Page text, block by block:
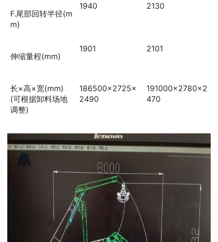
F.尾部回转半径(m
m)
1940 2130
伸缩量程(mm)
1901 2101
长×高×宽(mm)
(可根据卸料场地
调整)
186500×2725×
2490
191000×2780×2
470